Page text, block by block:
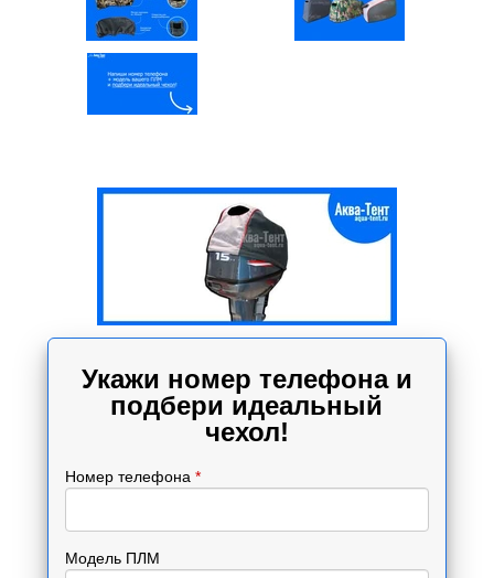
Укажи номер телефона и
подбери идеальный
чехол!
Номер телефона *
Модель ПЛМ